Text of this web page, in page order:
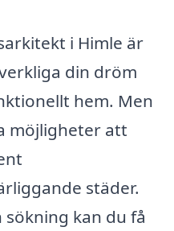
i Himle är
din dröm
hem. Men
möjligheter att
städer.
kan du få